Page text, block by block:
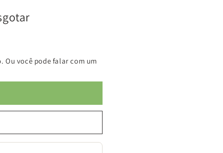
Ou você pode falar com um